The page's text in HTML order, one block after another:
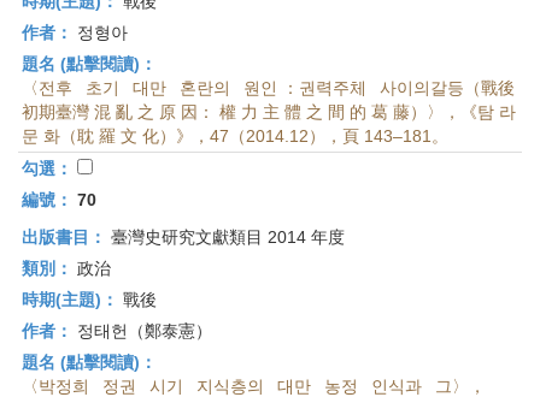
作者：
정형아
題名 (點擊閱讀)：
〈전후 초기 대만 혼란의 원인 ：권력주체 사이의갈등（戰後
初期臺灣 混 亂 之 原 因： 權 力 主 體 之 間 的 葛 藤）〉，《탐 라
문 화（耽 羅 文 化）》，47（2014.12），頁 143–181。
勾選：
編號： 70
出版書目： 臺灣史研究文獻類目 2014 年度
類別： 政治
時期(主題)： 戰後
作者：
정태헌（鄭泰憲）
題名 (點擊閱讀)：
〈박정희 정권 시기 지식층의 대만 농정 인식과 그〉，